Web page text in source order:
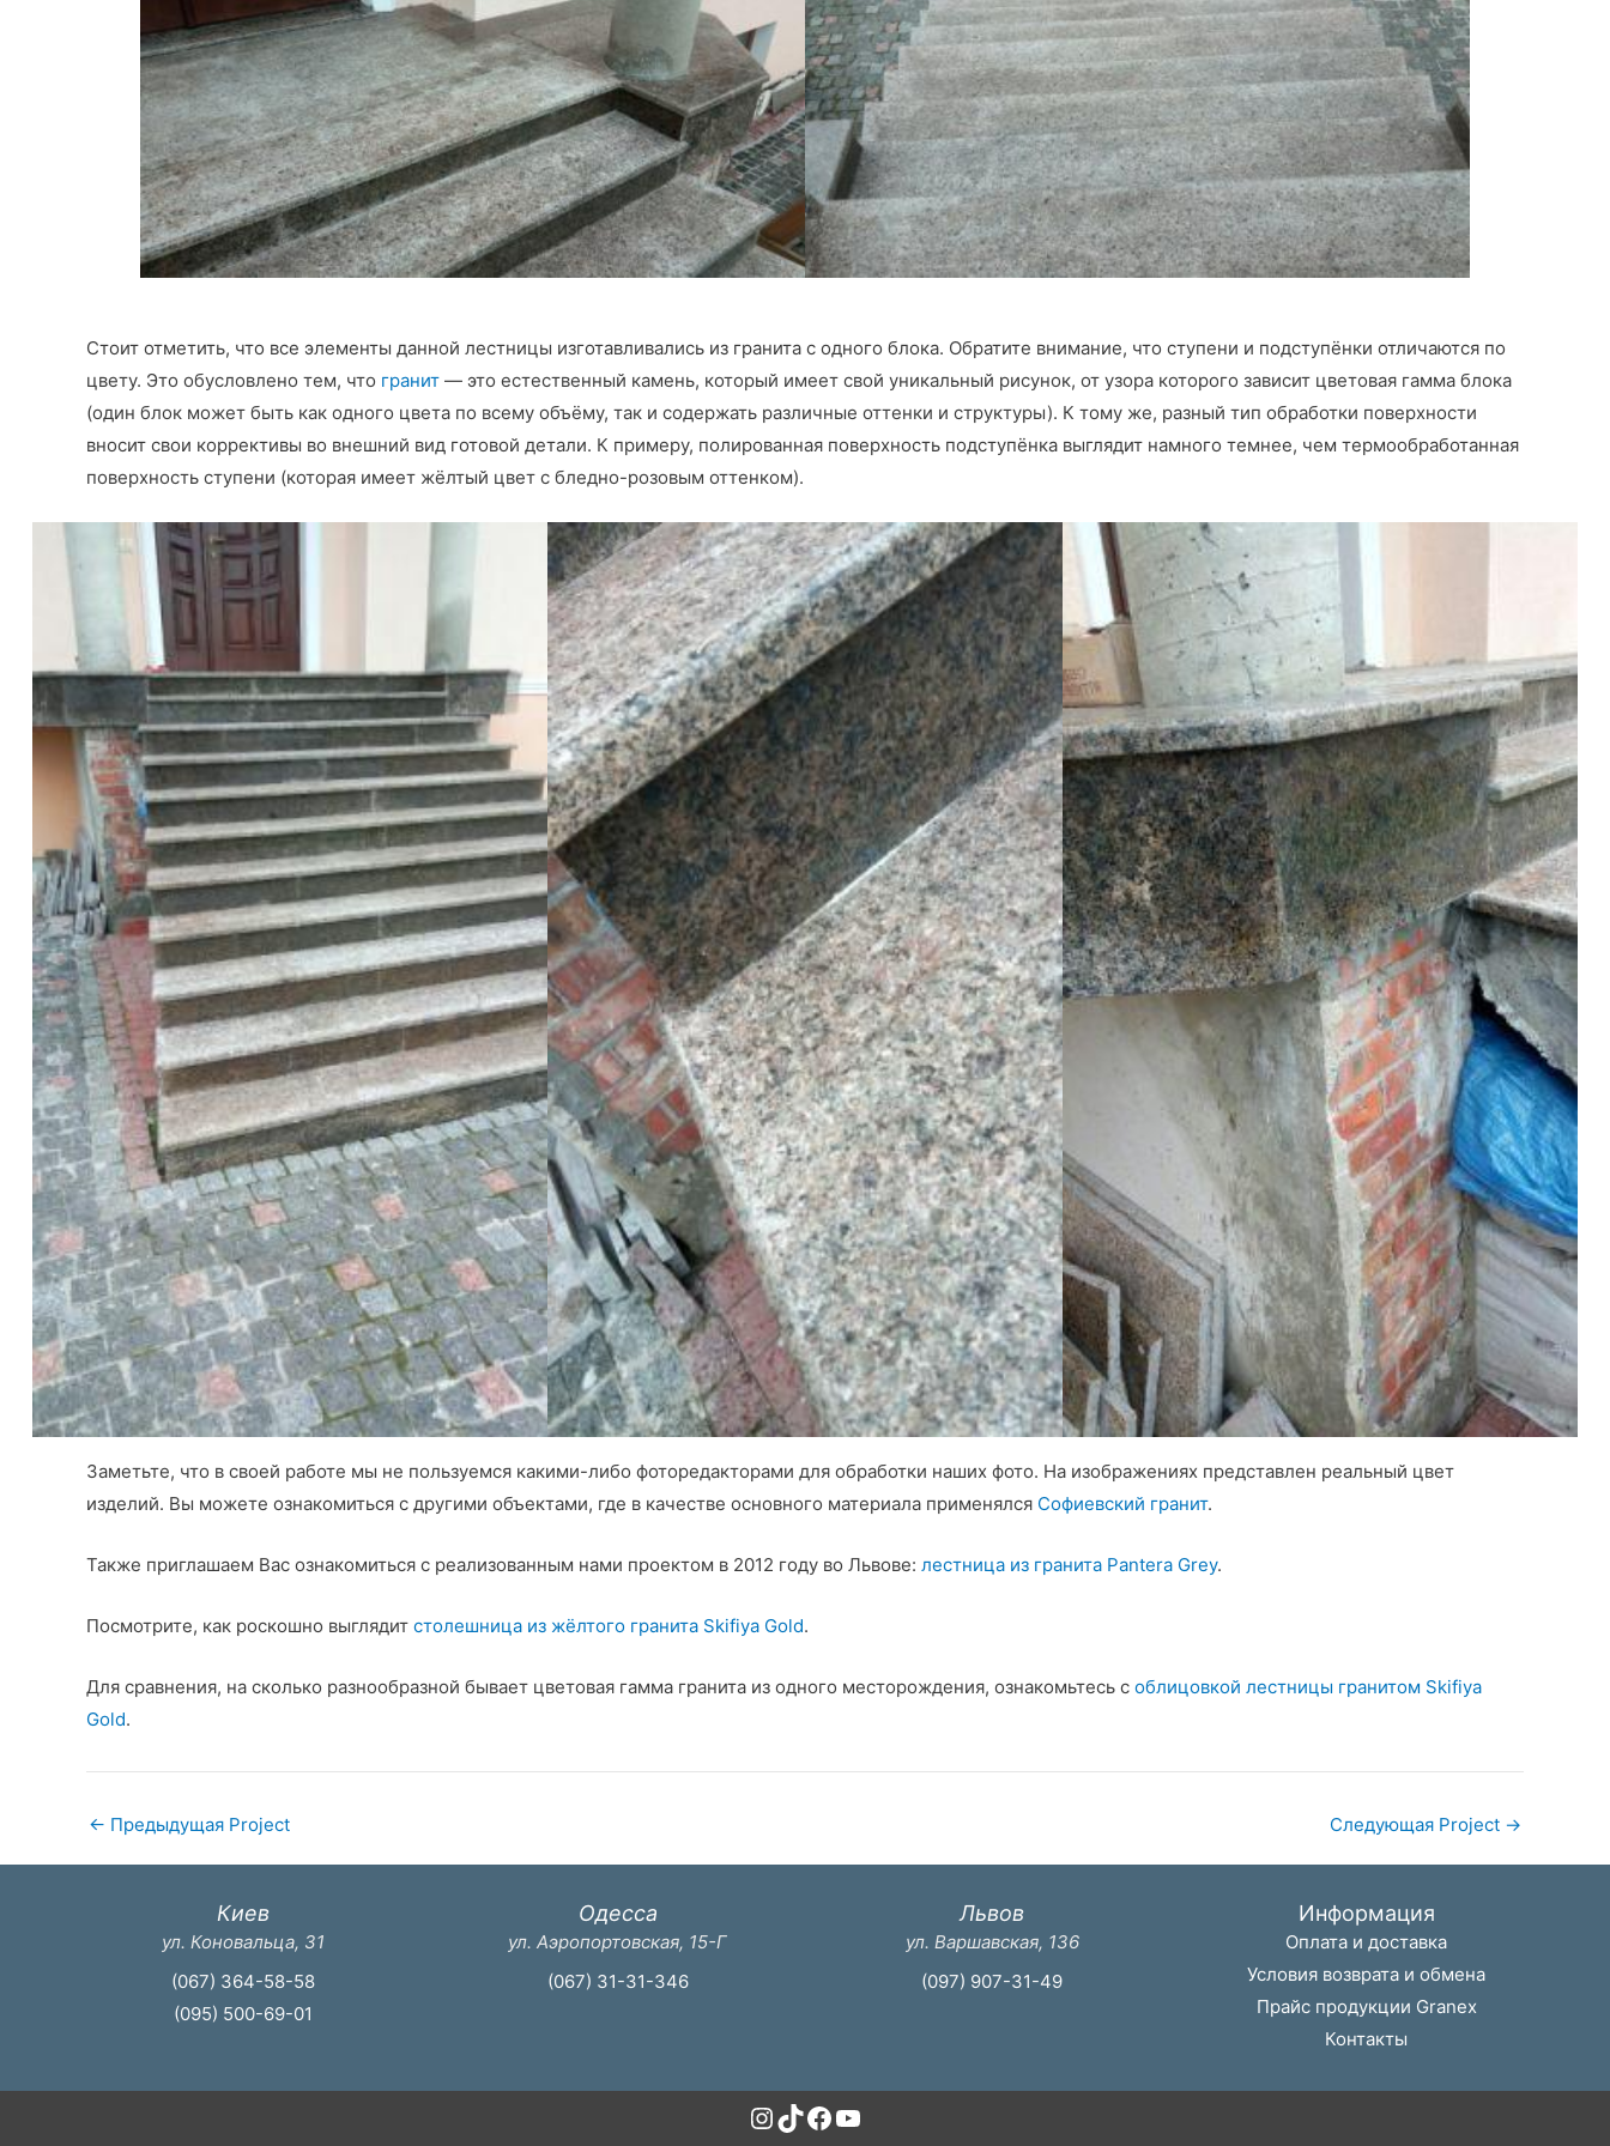
Стоит отметить, что все элементы данной лестницы изготавливались из гранита с одного блока. Обратите внимание, что ступени и подступёнки отличаются по
цвету. Это обусловлено тем, что гранит — это естественный камень, который имеет свой уникальный рисунок, от узора которого зависит цветовая гамма блока
(один блок может быть как одного цвета по всему объёму, так и содержать различные оттенки и структуры). К тому же, разный тип обработки поверхности
вносит свои коррективы во внешний вид готовой детали. К примеру, полированная поверхность подступёнка выглядит намного темнее, чем термообработанная
поверхность ступени (которая имеет жёлтый цвет с бледно-розовым оттенком).
Заметьте, что в своей работе мы не пользуемся какими-либо фоторедакторами для обработки наших фото. На изображениях представлен реальный цвет
изделий. Вы можете ознакомиться с другими объектами, где в качестве основного материала применялся Софиевский гранит.
Также приглашаем Вас ознакомиться с реализованным нами проектом в 2012 году во Львове: лестница из гранита Pantera Grey.
Посмотрите, как роскошно выглядит столешница из жёлтого гранита Skifiya Gold.
Для сравнения, на сколько разнообразной бывает цветовая гамма гранита из одного месторождения, ознакомьтесь с облицовкой лестницы гранитом Skifiya
Gold.
← Предыдущая Project Следующая Project →
Киев
ул. Коновальца, 31
(067) 364-58-58
(095) 500-69-01
Одесса
ул. Аэропортовская, 15-Г
(067) 31-31-346
Львов
ул. Варшавская, 136
(097) 907-31-49
Информация
Оплата и доставка
Условия возврата и обмена
Прайс продукции Granex
Контакты
Instagram
TikTok
Facebook
YouTube